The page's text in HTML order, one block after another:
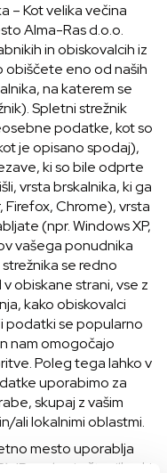
– Kot velika večina
Alma-Ras d.o.o.
in obiskovalcih iz
obiščete eno od naših
na katerem se
Spletni strežnik
podatke, kot so
je opisano spodaj),
ki so bile odprte
vrsta brskalnika, ki ga
Chrome), vrsta
(npr. Windows XP,
vašega ponudnika
se redno
obiskane strani, vse z
kako obiskovalci
podatki se popularno
nam omogočajo
Poleg tega lahko v
uporabimo za
skupaj z vašim
ali lokalnimi oblastmi.
mesto uporablja
IP naslov je številka, ki